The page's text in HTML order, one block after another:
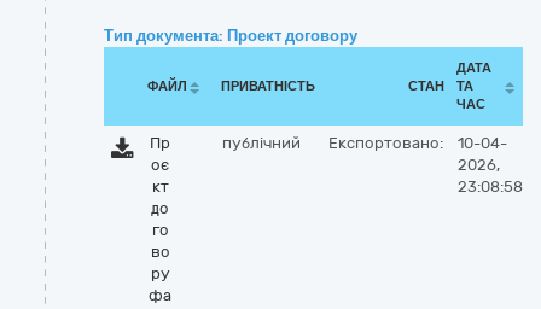
Тип документа: Проект договору
ФАЙЛ ПРИВАТНІСТЬ СТАН
ДАТА
ТА
ЧАС
Пр
оє
кт
до
го
во
ру
фа
публічний Експортовано:
10-04-
2026,
23:08:58